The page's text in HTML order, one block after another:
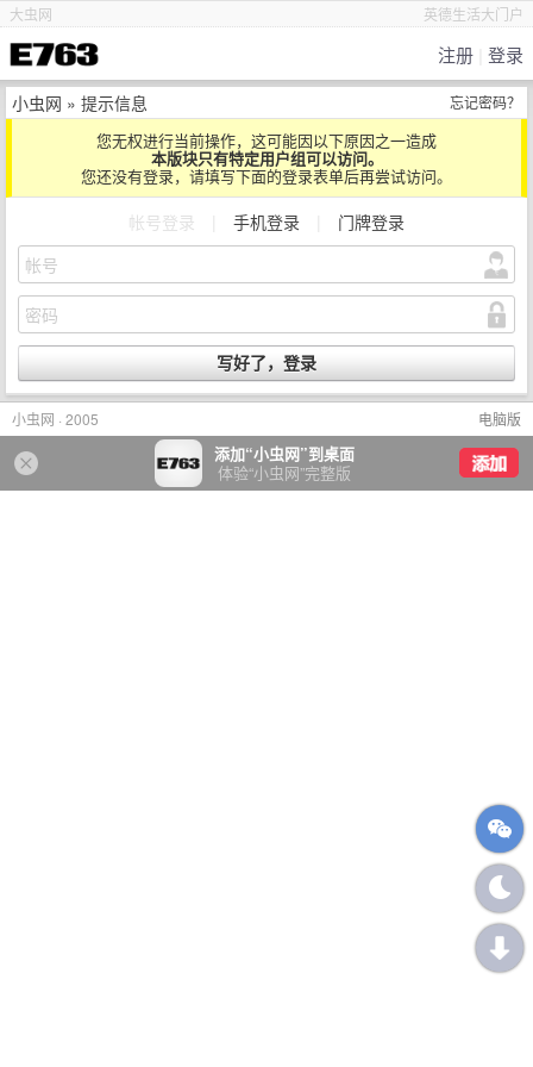
英德生活大门户
大虫网
注册 登录
忘记密码？
小虫网 » 提示信息
您无权进行当前操作，这可能因以下原因之一造成
本版块只有特定用户组可以访问。
您还没有登录，请填写下面的登录表单后再尝试访问。
帐号登录 手机登录 门牌登录
电脑版
小虫网 · 2005
添加“小虫网”到桌面
体验“小虫网”完整版